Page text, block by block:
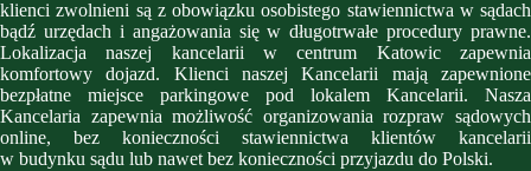
klienci zwolnieni są z obowiązku osobistego stawiennictwa w sądach
bądź urzędach i angażowania się w długotrwałe procedury prawne.
Lokalizacja naszej kancelarii w centrum Katowic zapewnia
komfortowy dojazd. Klienci naszej Kancelarii mają zapewnione
bezpłatne miejsce parkingowe pod lokalem Kancelarii. Nasza
Kancelaria zapewnia możliwość organizowania rozpraw sądowych
online, bez konieczności stawiennictwa klientów kancelarii
w budynku sądu lub nawet bez konieczności przyjazdu do Polski.